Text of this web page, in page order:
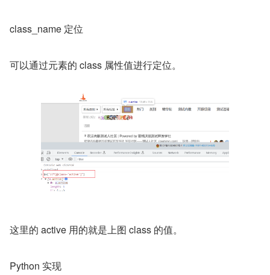
class_name 定位
可以通过元素的 class 属性值进行定位。
这里的 active 用的就是上图 class 的值。
Python 实现